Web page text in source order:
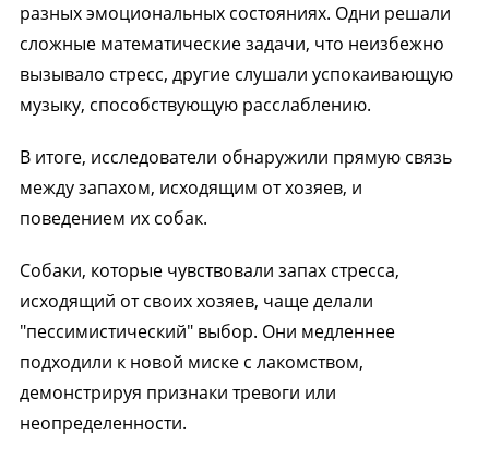
разных эмоциональных состояниях. Одни решали
сложные математические задачи, что неизбежно
вызывало стресс, другие слушали успокаивающую
музыку, способствующую расслаблению.
В итоге, исследователи обнаружили прямую связь
между запахом, исходящим от хозяев, и
поведением их собак.
Собаки, которые чувствовали запах стресса,
исходящий от своих хозяев, чаще делали
"пессимистический" выбор. Они медленнее
подходили к новой миске с лакомством,
демонстрируя признаки тревоги или
неопределенности.